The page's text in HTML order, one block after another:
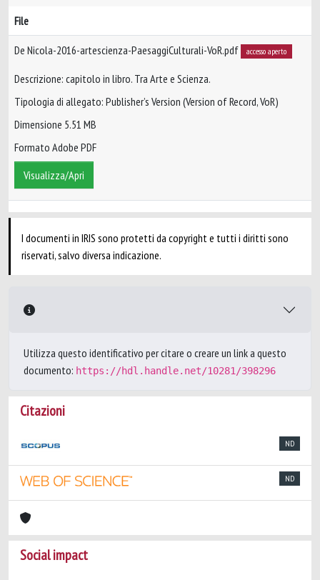
File
De Nicola-2016-artescienza-PaesaggiCulturali-VoR.pdf accesso aperto
Descrizione: capitolo in libro. Tra Arte e Scienza.
Tipologia di allegato: Publisher’s Version (Version of Record, VoR)
Dimensione 5.51 MB
Formato Adobe PDF
Visualizza/Apri
I documenti in IRIS sono protetti da copyright e tutti i diritti sono
riservati, salvo diversa indicazione.
Utilizza questo identificativo per citare o creare un link a questo
documento: https://hdl.handle.net/10281/398296
Citazioni
ND
ND
Social impact